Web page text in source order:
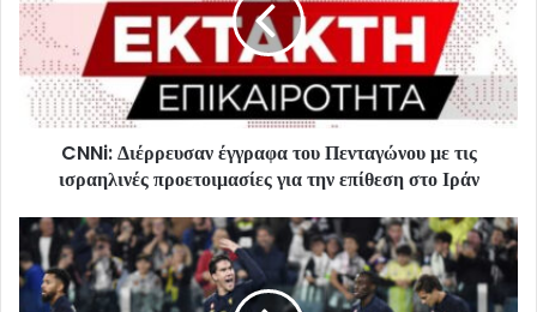
CNNi: Διέρρευσαν έγγραφα του Πενταγώνου με τις
ισραηλινές προετοιμασίες για την επίθεση στο Ιράν